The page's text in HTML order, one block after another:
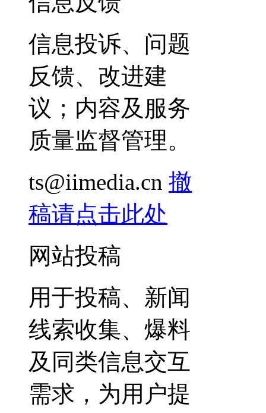
信息投诉、问题
反馈、改进建
议；内容及服务
质量监督管理。
ts@iimedia.cn 撤
稿请点击此处
网站投稿
用于投稿、新闻
线索收集、爆料
及同类信息交互
需求，为用户提